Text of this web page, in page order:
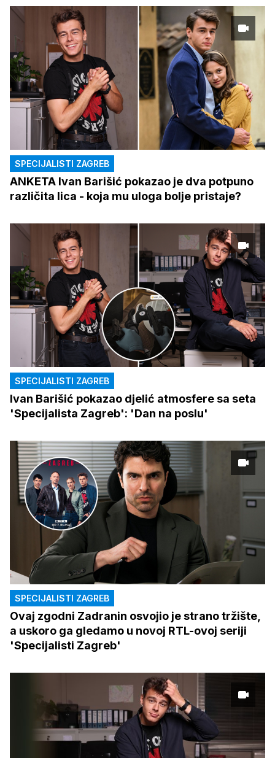
SPECIJALISTI ZAGREB
ANKETA Ivan Barišić pokazao je dva potpuno
različita lica - koja mu uloga bolje pristaje?
SPECIJALISTI ZAGREB
Ivan Barišić pokazao djelić atmosfere sa seta
'Specijalista Zagreb': 'Dan na poslu'
SPECIJALISTI ZAGREB
Ovaj zgodni Zadranin osvojio je strano tržište,
a uskoro ga gledamo u novoj RTL-ovoj seriji
'Specijalisti Zagreb'